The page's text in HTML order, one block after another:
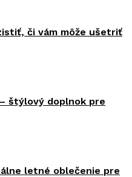
či vám môže ušetriť
štýlový doplnok pre
letné oblečenie pre